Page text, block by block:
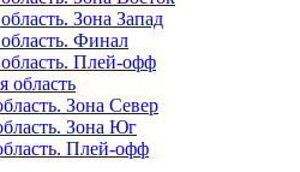
Зона Запад
область. Финал
область. Плей-офф
область
Зона Север
Зона Юг
Плей-офф